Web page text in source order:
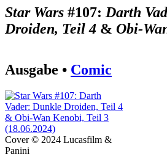
Star Wars #107: Darth
Droiden, Teil 4 & Obi-
Ausgabe • Comic
Cover © 2024 Lucasfilm &
Panini